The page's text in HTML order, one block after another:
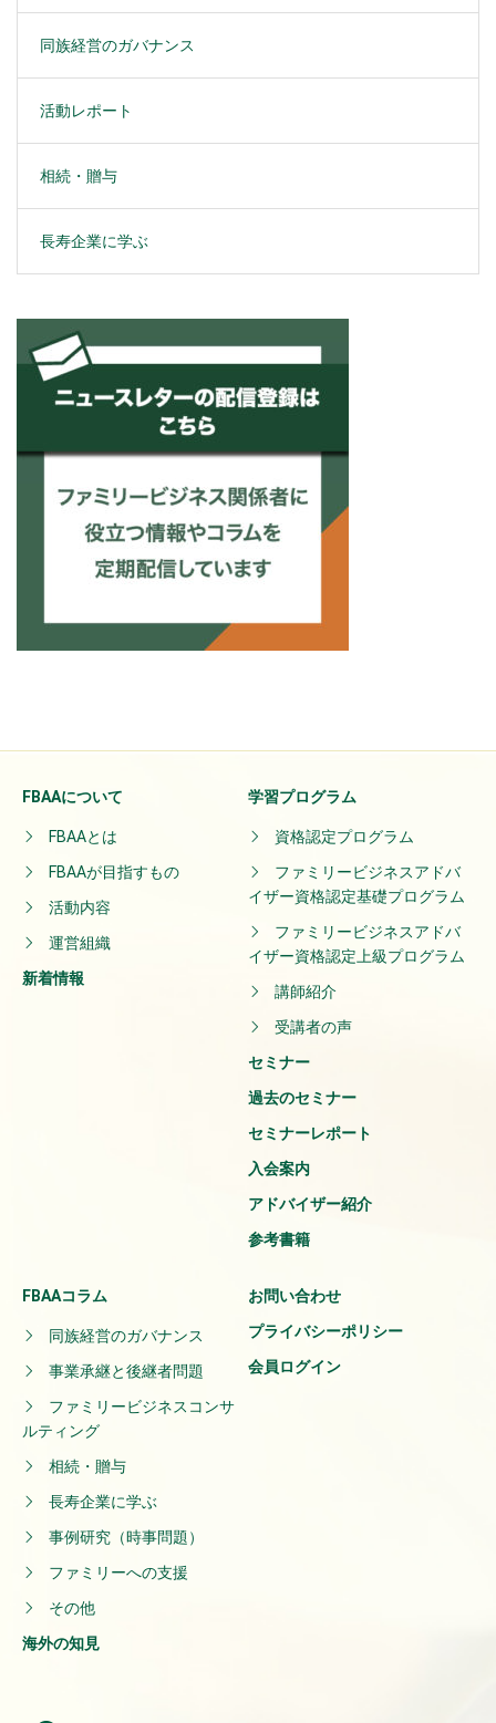
同族経営のガバナンス
活動レポート
相続・贈与
長寿企業に学ぶ
FBAAについて
FBAAとは
FBAAが目指すもの
活動内容
運営組織
新着情報
学習プログラム
資格認定プログラム
ファミリービジネスアドバ
イザー資格認定基礎プログラム
ファミリービジネスアドバ
イザー資格認定上級プログラム
講師紹介
受講者の声
セミナー
過去のセミナー
セミナーレポート
入会案内
アドバイザー紹介
参考書籍
FBAAコラム
同族経営のガバナンス
事業承継と後継者問題
ファミリービジネスコンサ
ルティング
相続・贈与
長寿企業に学ぶ
事例研究（時事問題）
ファミリーへの支援
その他
海外の知見
お問い合わせ
プライバシーポリシー
会員ログイン